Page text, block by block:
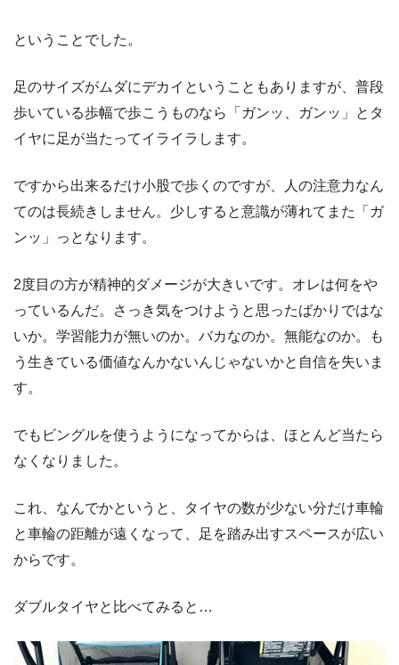
ということでした。
足のサイズがムダにデカイということもありますが、普段
歩いている歩幅で歩こうものなら「ガンッ、ガンッ」とタ
イヤに足が当たってイライラします。
ですから出来るだけ小股で歩くのですが、人の注意力なん
てのは長続きしません。少しすると意識が薄れてまた「ガ
ンッ」っとなります。
2度目の方が精神的ダメージが大きいです。オレは何をや
っているんだ。さっき気をつけようと思ったばかりではな
いか。学習能力が無いのか。バカなのか。無能なのか。も
う生きている価値なんかないんじゃないかと自信を失いま
す。
でもビングルを使うようになってからは、ほとんど当たら
なくなりました。
これ、なんでかというと、タイヤの数が少ない分だけ車輪
と車輪の距離が遠くなって、足を踏み出すスペースが広い
からです。
ダブルタイヤと比べてみると…